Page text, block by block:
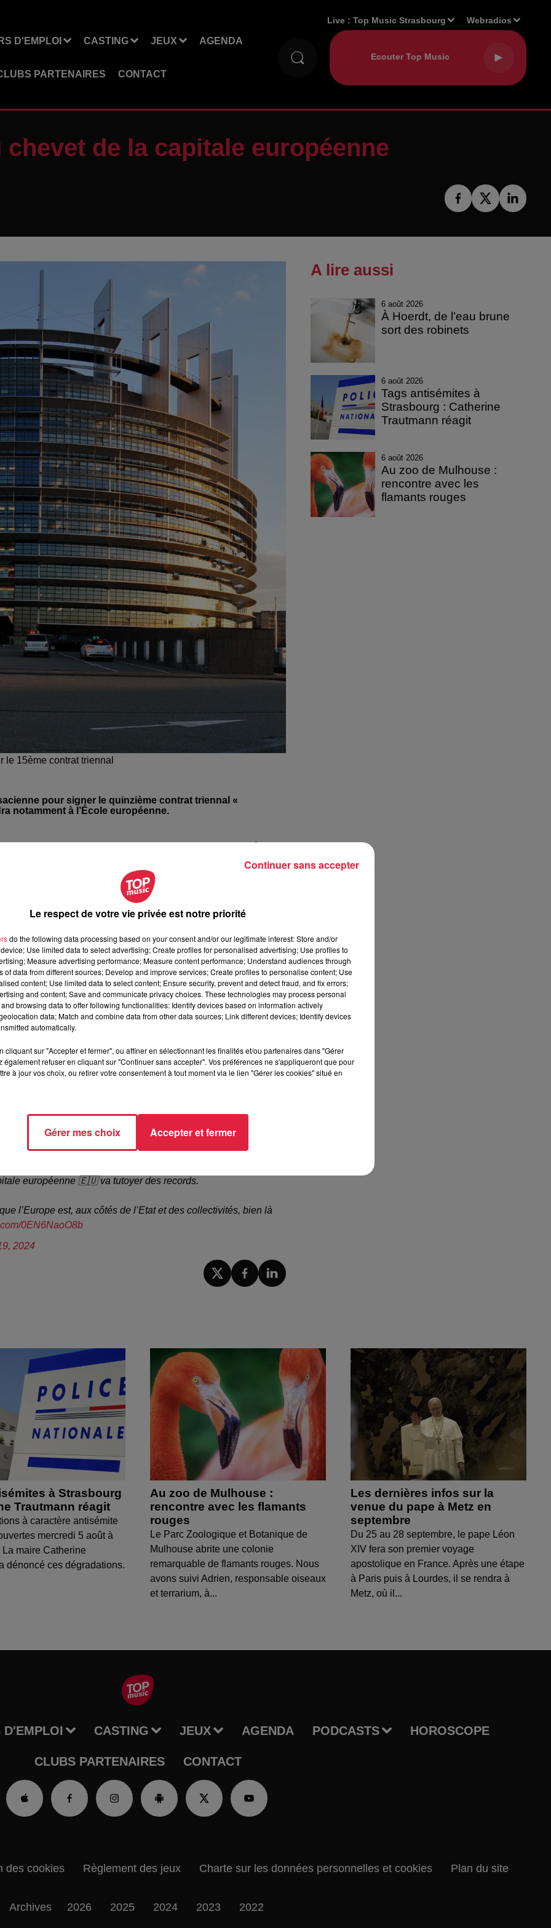
D'EMPLOI CASTING JEUX AGENDA
PARTENAIRES CONTACT
Live :Top Music Strasbourg Webradios
de la capitale européenne
le 15ème contrat triennal
pour signer le quinzième contrat triennal «
notamment à l’École européenne.
pour signer la
un budget de
189 millions d’euros
capitale européenne
souhaite que le
Parlement européen
le président de la République rencontrera des
Bourgogne Rhône Alpes) pour répondre à leurs questions sur
ans . D’une durée de trois ans, il estfinancé par l’État et les
Des fonds sont alors débloqués pour la ville
grâce auxinstitutions qu’elle porte. Sur les trois années de
divisés en deux priorités :
de Strasbourg , densifier la présence d’institutions
européenne.
Jade Poncet
européenne 🇪🇺 va tutoyer des records.
l’Europe est, aux côtés de l’Etat et des collectivités, bien là
0EN6NaoO8b
2024
A lire aussi
6 août 2026
À Hoerdt, de l’eau brune
sort des robinets
6 août 2026
Tags antisémites à
Strasbourg : Catherine
Trautmann réagit
6 août 2026
Au zoo de Mulhouse :
rencontre avec les
flamants rouges
à Strasbourg
Trautmann réagit
à caractère antisémite
mercredi 5 août à
La maire Catherine
dénoncé ces dégradations.
Au zoo de Mulhouse :
rencontre avec les flamants
rouges
Le Parc Zoologique et Botanique de
Mulhouse abrite une colonie
remarquable de flamants rouges. Nous
avons suivi Adrien, responsable oiseaux
et terrarium, à...
Les dernières infos sur la
venue du pape à Metz en
septembre
Du 25 au 28 septembre, le pape Léon
XIV fera son premier voyage
apostolique en France. Après une étape
à Paris puis à Lourdes, il se rendra à
Metz, où il...
D'EMPLOI CASTING JEUX AGENDA PODCASTS HOROSCOPE
CLUBS PARTENAIRES CONTACT
des cookies Règlement des jeux Charte sur les données personnelles et cookies Plan du site
Archives 2026 2025 2024 2023 2022
Le respect de votre vie privée est notre priorité
do the following data processing based on your consent and/or our legitimate interest: Store and/or
Use limited data to select advertising; Create profiles for personalised advertising; Use profiles to
Measure advertising performance; Measure content performance; Understand audiences through
of data from different sources; Develop and improve services; Create profiles to personalise content; Use
content; Use limited data to select content; Ensure security, prevent and detect fraud, and fix errors;
and content; Save and communicate privacy choices. These technologies may process personal
browsing data to offer following functionalities: Identify devices based on information actively
data; Match and combine data from other data sources; Link different devices; Identify devices
automatically.
cliquant sur "Accepter et fermer", ou affiner en sélectionnant les finalités et/ou partenaires dans "Gérer
également refuser en cliquant sur "Continuer sans accepter". Vos préférences ne s'appliqueront que pour
à jour vos choix, ou retirer votre consentement à tout moment via le lien "Gérer les cookies" situé en
Gérer mes choix Accepter et fermer
Continuer sans accepter